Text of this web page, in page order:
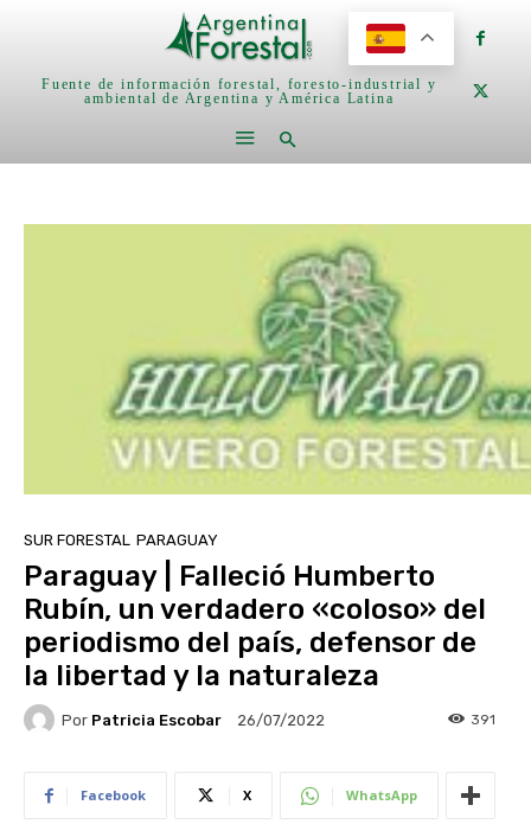
Fuente de información forestal, foresto-industrial y
ambiental de Argentina y América Latina
SUR FORESTAL PARAGUAY
Paraguay | Falleció Humberto
Rubín, un verdadero «coloso» del
periodismo del país, defensor de
la libertad y la naturaleza
Por Patricia Escobar 26/07/2022 391
Facebook X WhatsApp